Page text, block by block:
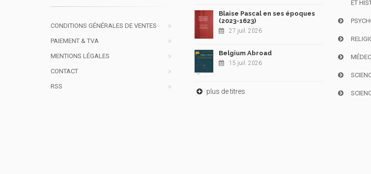
CONDITIONS GÉNÉRALES DE VENTES
PAIEMENT & TVA
MENTIONS LÉGALES
CONTACT
RSS
Blaise Pascal en ses époques
(2023-1623)
27 juil. 2026
Belgium Abroad
15 juil. 2026
plus de titres
ET